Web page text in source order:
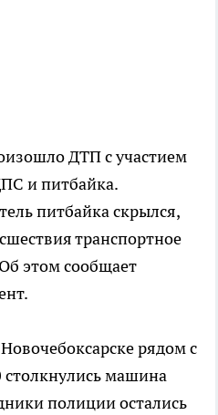
ДТП с участием
и питбайка.
питбайка скрылся,
транспортное
этом сообщает
рядом с
столкнулись машина
полиции остались